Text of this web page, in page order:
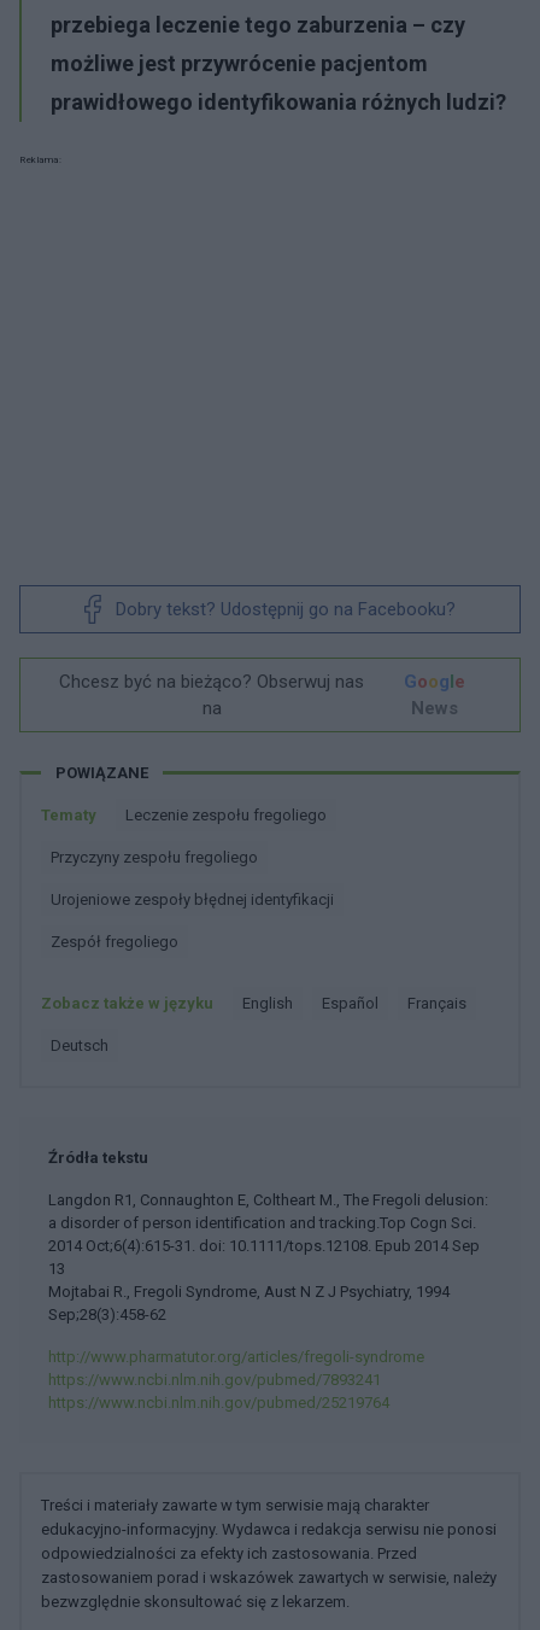
przebiega leczenie tego zaburzenia – czy
możliwe jest przywrócenie pacjentom
prawidłowego identyfikowania różnych ludzi?
Reklama:
Dobry tekst? Udostępnij go na Facebooku?
Chcesz być na bieżąco? Obserwuj nas
na
Google
News
POWIĄZANE
Tematy Leczenie zespołu fregoliego
Przyczyny zespołu fregoliego
Urojeniowe zespoły błędnej identyfikacji
Zespół fregoliego
Zobacz także w języku english español français
deutsch
Źródła tekstu
Langdon R1, Connaughton E, Coltheart M., The Fregoli delusion:
a disorder of person identification and tracking.Top Cogn Sci.
2014 Oct;6(4):615-31. doi: 10.1111/tops.12108. Epub 2014 Sep
13
Mojtabai R., Fregoli Syndrome, Aust N Z J Psychiatry, 1994
Sep;28(3):458-62
http://www.pharmatutor.org/articles/fregoli-syndrome
https://www.ncbi.nlm.nih.gov/pubmed/7893241
https://www.ncbi.nlm.nih.gov/pubmed/25219764
Treści i materiały zawarte w tym serwisie mają charakter
edukacyjno-informacyjny. Wydawca i redakcja serwisu nie ponosi
odpowiedzialności za efekty ich zastosowania. Przed
zastosowaniem porad i wskazówek zawartych w serwisie, należy
bezwzględnie skonsultować się z lekarzem.